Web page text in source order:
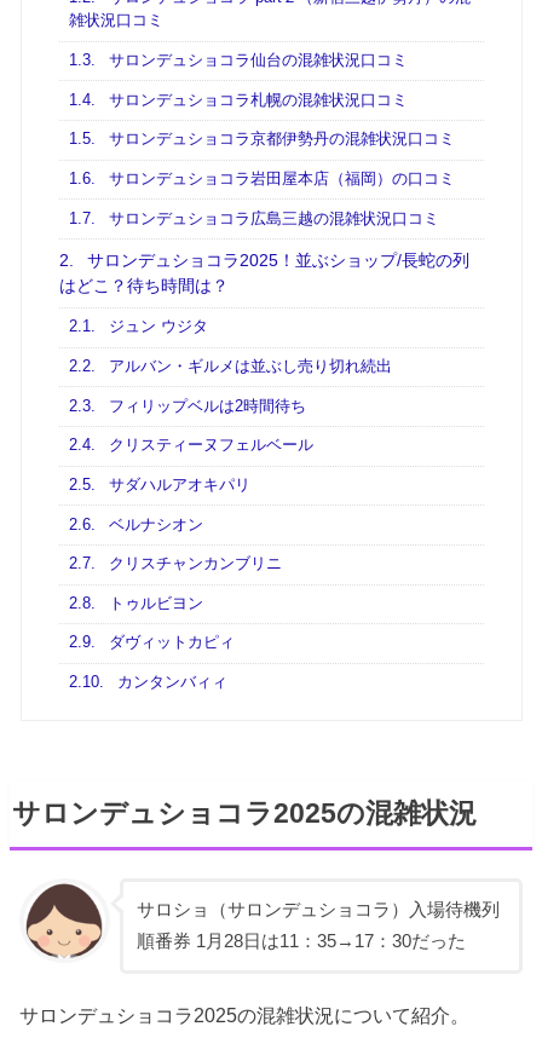
雑状況口コミ
1.3. サロンデュショコラ仙台の混雑状況口コミ
1.4. サロンデュショコラ札幌の混雑状況口コミ
1.5. サロンデュショコラ京都伊勢丹の混雑状況口コミ
1.6. サロンデュショコラ岩田屋本店（福岡）の口コミ
1.7. サロンデュショコラ広島三越の混雑状況口コミ
2.
サロンデュショコラ2025！並ぶショップ/長蛇の列
はどこ？待ち時間は？
2.1. ジュン ウジタ
2.2. アルバン・ギルメは並ぶし売り切れ続出
2.3. フィリップベルは2時間待ち
2.4. クリスティーヌフェルベール
2.5. サダハルアオキパリ
2.6. ベルナシオン
2.7. クリスチャンカンブリニ
2.8. トゥルビヨン
2.9. ダヴィットカピィ
2.10. カンタンバィィ
サロンデュショコラ2025の混雑状況
サロショ（サロンデュショコラ）入場待機列
順番券 1月28日は11：35→17：30だった
サロンデュショコラ2025の混雑状況について紹介。